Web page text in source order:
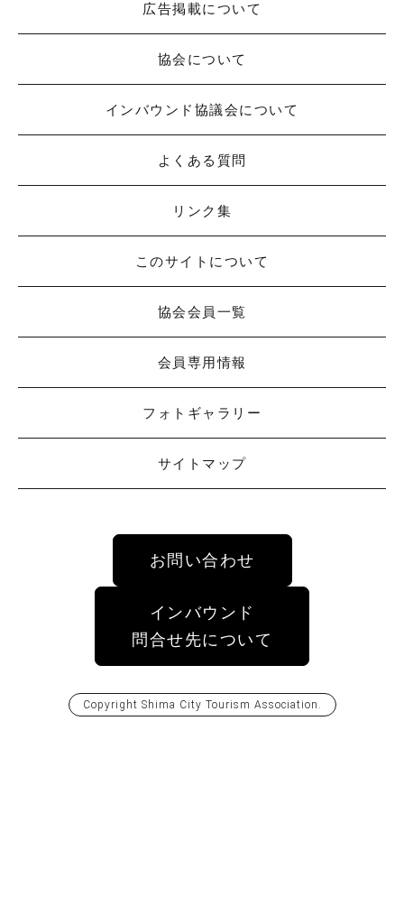
広告掲載について
協会について
インバウンド協議会について
よくある質問
リンク集
このサイトについて
協会会員一覧
会員専用情報
フォトギャラリー
サイトマップ
お問い合わせ
インバウンド
問合せ先について
Copyright Shima City Tourism Association .